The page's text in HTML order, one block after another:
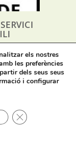
els nostres
les preferències
dels seus seus
i configurar
Tanca el bàner de